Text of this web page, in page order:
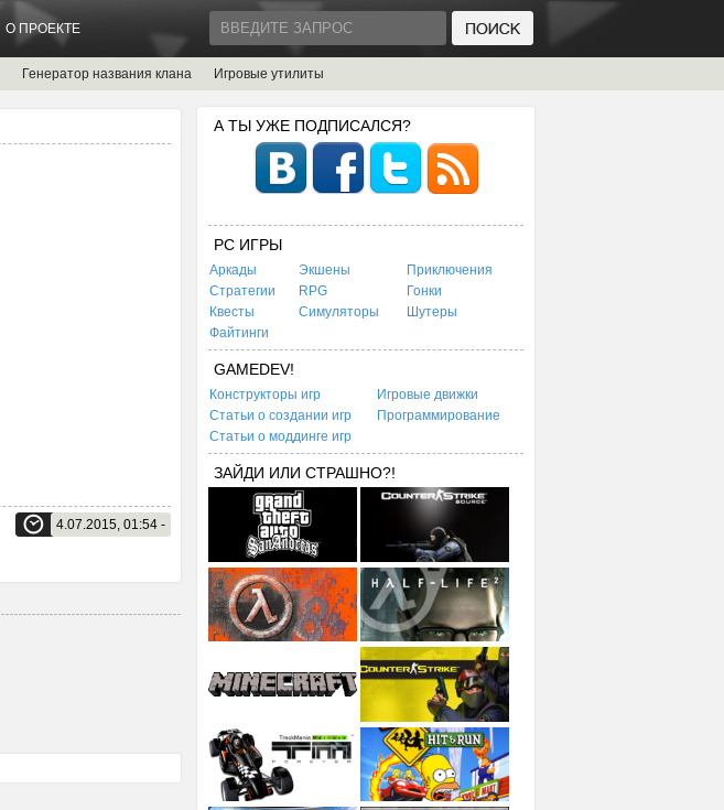
О ПРОЕКТЕ
Генератор названия клана Игровые утилиты
4.07.2015, 01:54 -
А ТЫ УЖЕ ПОДПИСАЛСЯ?
PC ИГРЫ
Аркады Экшены
Приключения
Стратегии
RPG
Гонки
Квесты
Симуляторы
Шутеры
Файтинги
GAMEDEV!
Конструкторы игр
Игровые движки
Статьи о создании игр
Программирование
Статьи о моддинге игр
ЗАЙДИ ИЛИ СТРАШНО?!